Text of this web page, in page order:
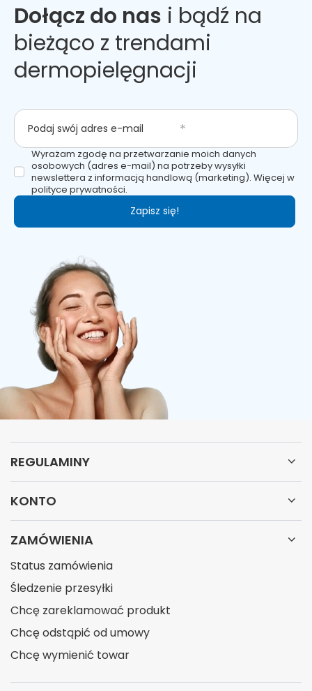
Dołącz do nas i bądź na
bieżąco z trendami
dermopielęgnacji
Podaj swój adres e-mail
Wyrażam zgodę na przetwarzanie moich danych
osobowych (adres e-mail) na potrzeby wysyłki
newslettera z informacją handlową (marketing). Więcej w
polityce prywatności.
Zapisz się!
REGULAMINY
KONTO
ZAMÓWIENIA
Status zamówienia
Śledzenie przesyłki
Chcę zareklamować produkt
Chcę odstąpić od umowy
Chcę wymienić towar